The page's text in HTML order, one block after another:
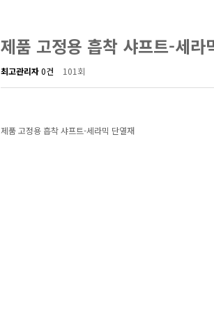
제품 고정용 흡착 샤프트-세라
최고관리자0건 101회
제품 고정용 흡착 샤프트-세라믹 단열재